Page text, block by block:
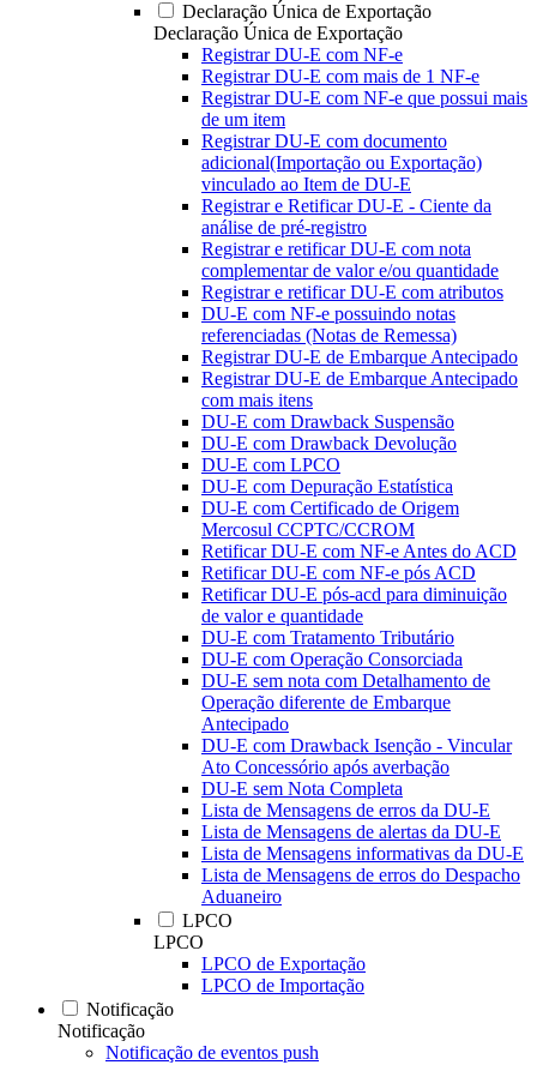
Declaração Única de Exportação
Declaração Única de Exportação
Registrar DU-E com NF-e
Registrar DU-E com mais de 1 NF-e
Registrar DU-E com NF-e que possui mais
de um item
Registrar DU-E com documento
adicional(Importação ou Exportação)
vinculado ao Item de DU-E
Registrar e Retificar DU-E - Ciente da
análise de pré-registro
Registrar e retificar DU-E com nota
complementar de valor e/ou quantidade
Registrar e retificar DU-E com atributos
DU-E com NF-e possuindo notas
referenciadas (Notas de Remessa)
Registrar DU-E de Embarque Antecipado
Registrar DU-E de Embarque Antecipado
com mais itens
DU-E com Drawback Suspensão
DU-E com Drawback Devolução
DU-E com LPCO
DU-E com Depuração Estatística
DU-E com Certificado de Origem
Mercosul CCPTC/CCROM
Retificar DU-E com NF-e Antes do ACD
Retificar DU-E com NF-e pós ACD
Retificar DU-E pós-acd para diminuição
de valor e quantidade
DU-E com Tratamento Tributário
DU-E com Operação Consorciada
DU-E sem nota com Detalhamento de
Operação diferente de Embarque
Antecipado
DU-E com Drawback Isenção - Vincular
Ato Concessório após averbação
DU-E sem Nota Completa
Lista de Mensagens de erros da DU-E
Lista de Mensagens de alertas da DU-E
Lista de Mensagens informativas da DU-E
Lista de Mensagens de erros do Despacho
Aduaneiro
LPCO
LPCO
LPCO de Exportação
LPCO de Importação
Notificação
Notificação
Notificação de eventos push